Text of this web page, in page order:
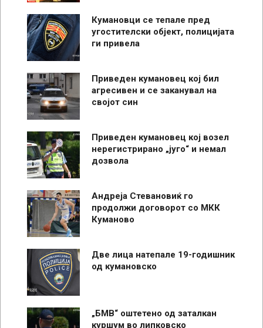
Кумановци се тепале пред
угостителски објект, полицијата
ги привела
Приведен кумановец кој бил
агресивен и се заканувал на
својот син
Приведен кумановец кој возел
нерегистрирано „југо“ и немал
дозвола
Андреја Стевановиќ го
продолжи договорот со МКК
Куманово
Две лица натепале 19-годишник
од кумановско
„БМВ“ оштетено од заталкан
куршум во липковско